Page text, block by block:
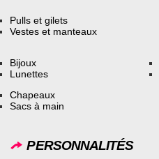
Pulls et gilets
Vestes et manteaux
Bijoux
Lunettes
Chapeaux
Sacs à main
PERSONNALITÉS